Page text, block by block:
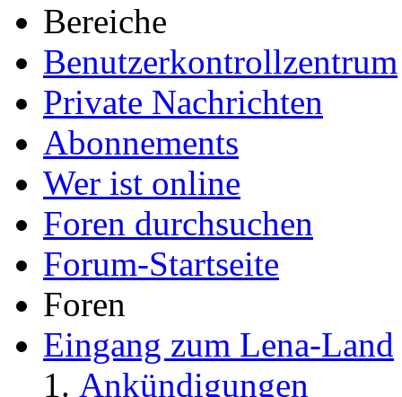
Bereiche
Benutzerkontrollzentrum
Private Nachrichten
Abonnements
Wer ist online
Foren durchsuchen
Forum-Startseite
Foren
Eingang zum Lena-Land
Ankündigungen